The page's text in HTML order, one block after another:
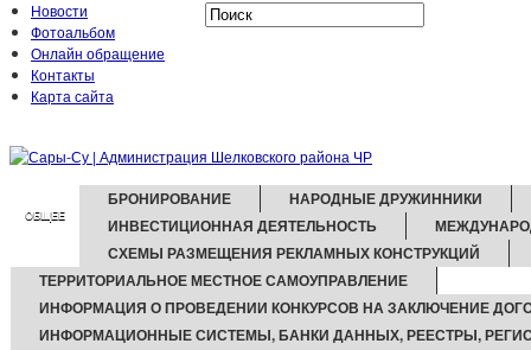
Новости
Фотоальбом
Онлайн обращение
Контакты
Карта сайта
ОБЩЕЕ
БРОНИРОВАНИЕ
НАРОДНЫЕ ДРУЖИННИКИ
ИНВЕСТИЦИОННАЯ ДЕЯТЕЛЬНОСТЬ
СХЕМЫ РАЗМЕЩЕНИЯ РЕКЛАМНЫХ КОНСТРУКЦИЙ
ТЕРРИТОРИАЛЬНОЕ МЕСТНОЕ САМОУПРАВЛЕНИЕ
ИНФОРМАЦИЯ О ПРОВЕДЕНИИ КОНКУРСОВ НА ЗАКЛЮЧЕНИЕ
ИНФОРМАЦИОННЫЕ СИСТЕМЫ, БАНКИ ДАННЫХ, РЕЕСТРЫ,